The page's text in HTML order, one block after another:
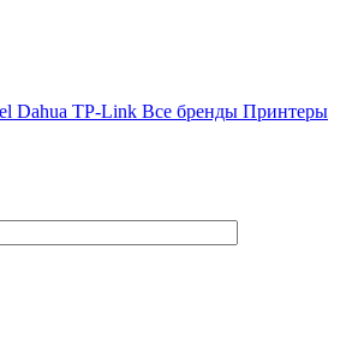
Dahua TP-Link Все бренды Принтеры